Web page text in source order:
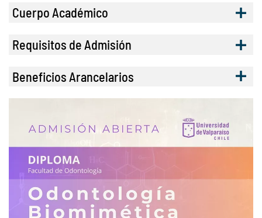
Cuerpo Académico
Requisitos de Admisión
Beneficios Arancelarios